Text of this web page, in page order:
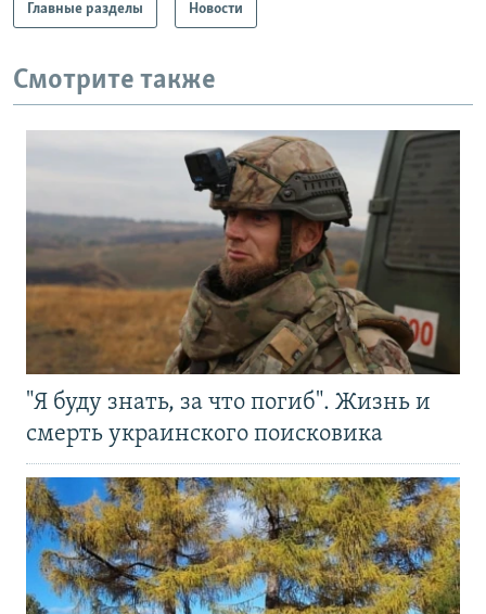
Главные разделы Новости
Смотрите также
"Я буду знать, за что погиб". Жизнь и
смерть украинского поисковика